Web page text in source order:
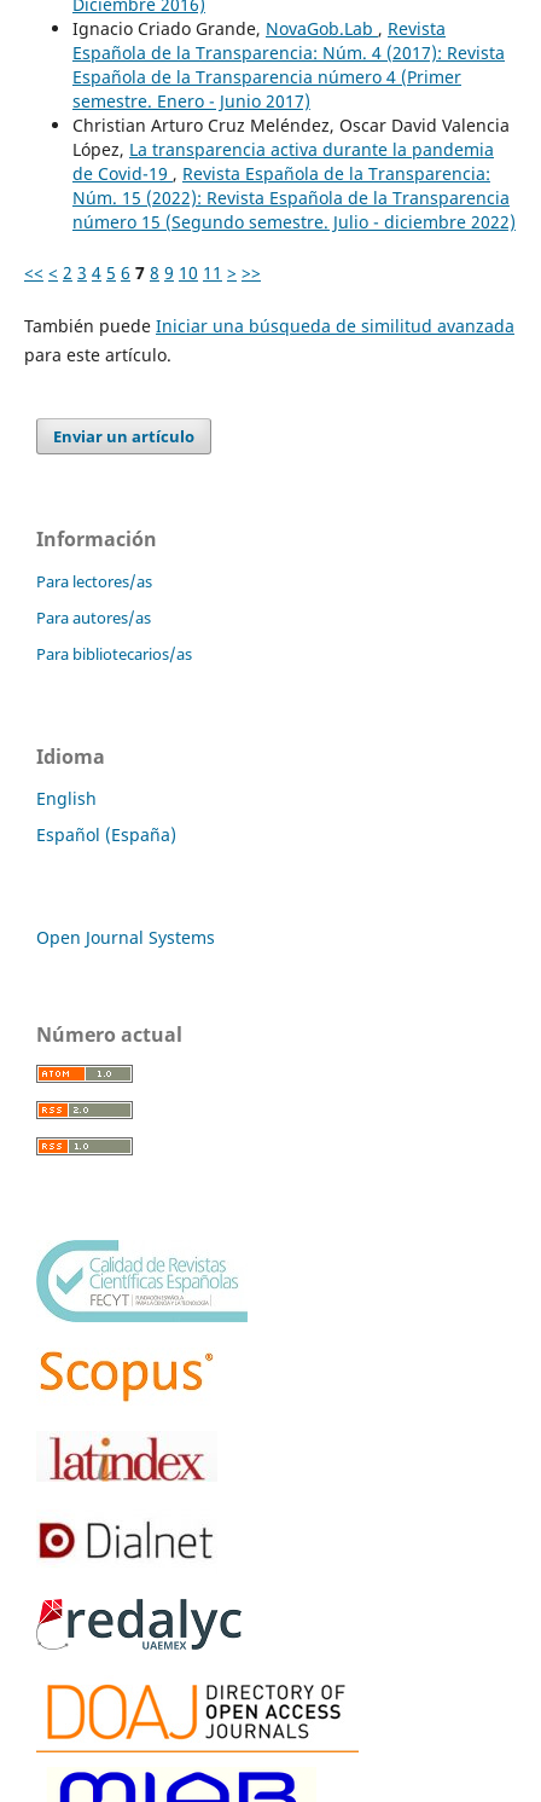
Ignacio Criado Grande, NovaGob.Lab , Revista
Española de la Transparencia: Núm. 4 (2017): Revista
Española de la Transparencia número 4 (Primer
semestre. Enero - Junio 2017)
Christian Arturo Cruz Meléndez, Oscar David Valencia
López, La transparencia activa durante la pandemia
de Covid-19 , Revista Española de la Transparencia:
Núm. 15 (2022): Revista Española de la Transparencia
número 15 (Segundo semestre. Julio - diciembre 2022)
<< < 2 3 4 5 6 7 8 9 10 11 > >>
También puede Iniciar una búsqueda de similitud avanzada
para este artículo.
Enviar un artículo
Información
Para lectores/as
Para autores/as
Para bibliotecarios/as
Idioma
English
Español (España)
Open Journal Systems
Número actual